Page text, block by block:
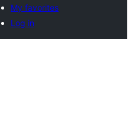
My favorites
Log in